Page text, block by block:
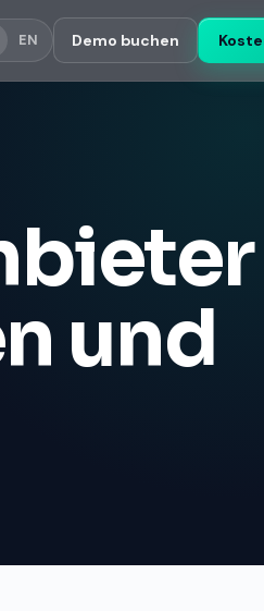
EN Demo buchen
und